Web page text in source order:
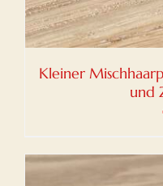
Kleiner
und